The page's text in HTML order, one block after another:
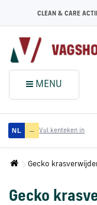
CLEAN & CARE
MENU
Menu (
Audi
onderdelen
onderdelen
NL — Vul kenteken in
Gecko
Gecko